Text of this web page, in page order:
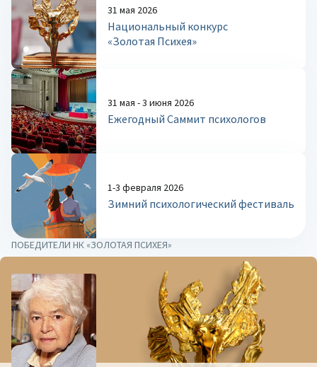
31 мая 2026
Национальный конкурс
«Золотая Психея»
31 мая - 3 июня 2026
Ежегодный Саммит психологов
1-3 февраля 2026
Зимний психологический фестиваль
ПОБЕДИТЕЛИ НК «ЗОЛОТАЯ ПСИХЕЯ»